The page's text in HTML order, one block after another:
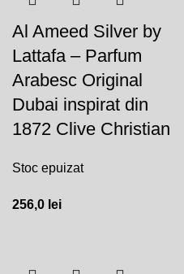
Al Ameed Silver by
Lattafa – Parfum
Arabesc Original
Dubai inspirat din
1872 Clive Christian
Stoc epuizat
256,0 lei